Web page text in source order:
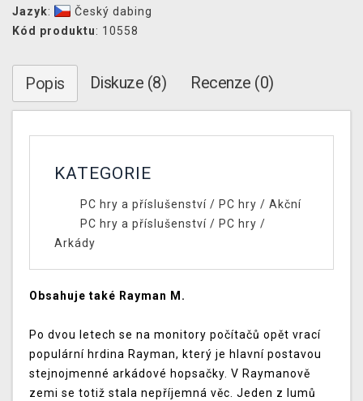
Jazyk:
Český dabing
Kód produktu: 10558
Popis Diskuze (8) Recenze (0)
KATEGORIE
PC hry a příslušenství/ PC hry / Akční
PC hry a příslušenství/ PC hry /
Arkády
Obsahuje také Rayman M.
Po dvou letech se na monitory počítačů opět vrací
populární hrdina Rayman, který je hlavní postavou
stejnojmenné arkádové hopsačky. V Raymanově
zemi se totiž stala nepříjemná věc. Jeden z lumů